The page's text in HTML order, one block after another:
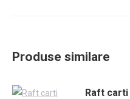
Produse similare
Raft carti